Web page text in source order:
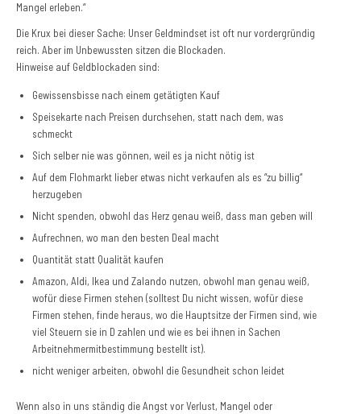
Mangel erleben.“
Die Krux bei dieser Sache: Unser Geldmindset ist oft nur vordergründig
reich. Aber im Unbewussten sitzen die Blockaden.
Hinweise auf Geldblockaden sind:
Gewissensbisse nach einem getätigten Kauf
Speisekarte nach Preisen durchsehen, statt nach dem, was
schmeckt
Sich selber nie was gönnen, weil es ja nicht nötig ist
Auf dem Flohmarkt lieber etwas nicht verkaufen als es “zu billig“
herzugeben
Nicht spenden, obwohl das Herz genau weiß, dass man geben will
Aufrechnen, wo man den besten Deal macht
Quantität statt Qualität kaufen
Amazon, Aldi, Ikea und Zalando nutzen, obwohl man genau weiß,
wofür diese Firmen stehen (solltest Du nicht wissen, wofür diese
Firmen stehen, finde heraus, wo die Hauptsitze der Firmen sind, wie
viel Steuern sie in D zahlen und wie es bei ihnen in Sachen
Arbeitnehmermitbestimmung bestellt ist).
nicht weniger arbeiten, obwohl die Gesundheit schon leidet
Wenn also in uns ständig die Angst vor Verlust, Mangel oder